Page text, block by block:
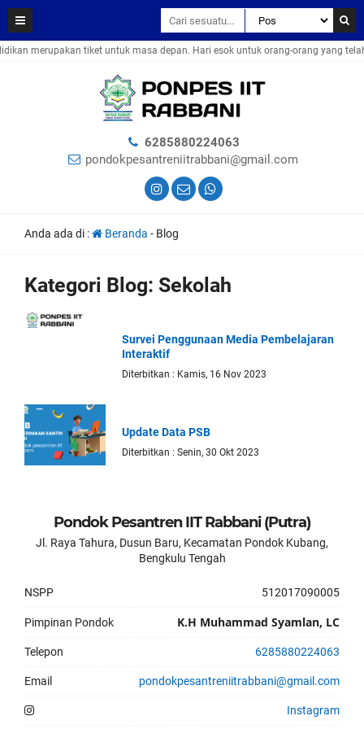
merupakan tiket untuk masa depan. Hari esok untuk orang-orang yang
6285880224063
pondokpesantreniitrabbani@gmail.com
Anda ada di : Beranda - Blog
Kategori Blog: Sekolah
Survei Penggunaan Media Pembelajaran
Interaktif
Diterbitkan : Kamis, 16 Nov 2023
Update Data PSB
Diterbitkan : Senin, 30 Okt 2023
Pondok Pesantren IIT Rabbani (Putra)
Jl. Raya Tahura, Dusun Baru, Kecamatan Pondok Kubang,
Bengkulu Tengah
NSPP 512017090005
Pimpinan Pondok K.H Muhammad Syamlan, LC
Telepon 6285880224063
Email pondokpesantreniitrabbani@gmail.com
Instagram